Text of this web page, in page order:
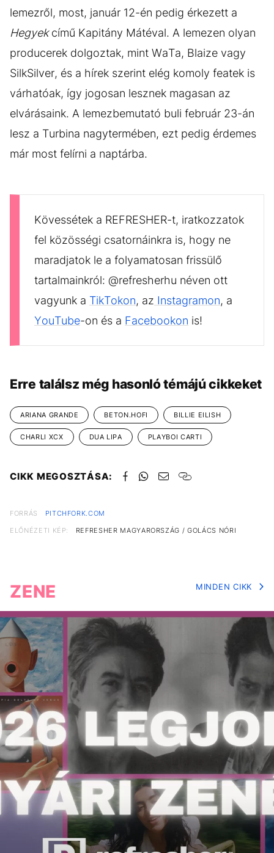
lemezről, most, január 12-én pedig érkezett a
Hegyekcímű Kapitány Mátéval. A lemezen olyan
producerek dolgoztak, mint WaTa, Blaize vagy
SilkSilver, és a hírek szerint elég komoly featek is
várhatóak, így jogosan lesznek magasan az
elvárásaink. A lemezbemutató buli február 23-án
lesz a Turbina nagytermében, ezt pedig érdemes
már most felírni a naptárba.
Kövessétek a REFRESHER-t, iratkozzatok
fel közösségi csatornáinkra is, hogy ne
maradjatok le a folyamatosan frissülő
tartalmainkról: @refresherhu néven ott
vagyunk a TikTokon, az Instagramon, a
YouTube-on és a Facebookon is!
Erre találsz még hasonló témájú cikkeket
ARIANA GRANDE BETON.HOFI BILLIE EILISH
CHARLI XCX DUA LIPA PLAYBOI CARTI
CIKK MEGOSZTÁSA:
FORRÁS
PITCHFORK.COM
ELŐNÉZETI KÉP:
REFRESHER MAGYARORSZÁG / GOLÁCS NÓRI
ZENE MINDEN CIKK